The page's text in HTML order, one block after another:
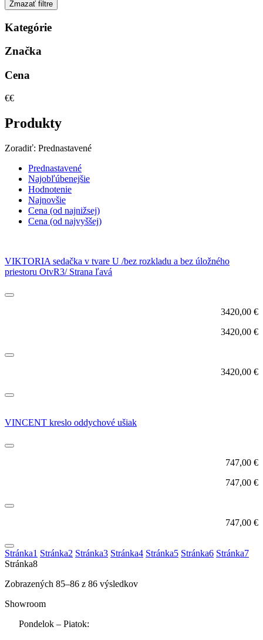
Zmazať filtre
Kategórie
Značka
Cena
€€
Produkty
Zoradiť: Prednastavené
Prednastavené
Najobľúbenejšie
Hodnotenie
Najnovšie
Cena (od najnižsej)
Cena (od najvyššej)
VIKTORIA sedačka v tvare U /bez rozkladu a bez úložného
priestoru OtvR3/ Strana ľavá
3420,00 €
3420,00 €
3420,00 €
VINCENT kreslo oddychové ušiak
747,00 €
747,00 €
747,00 €
Stránka1 Stránka2 Stránka3 Stránka4 Stránka5 Stránka6 Stránka7
Stránka8
Zobrazených 85–86 z 86 výsledkov
Showroom
Pondelok – Piatok: